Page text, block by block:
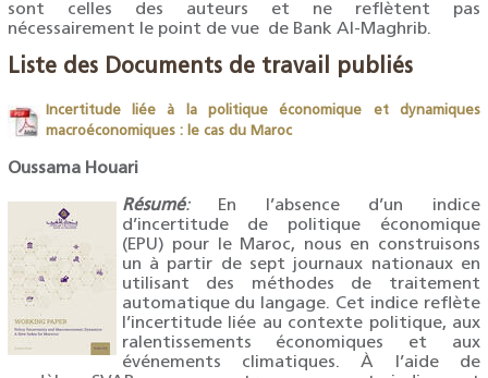
sont celles des auteurs et ne reflètent pas
nécessairement le point de vue de Bank Al-Maghrib.
Liste des Documents de travail publiés
Incertitude liée à la politique économique et dynamiques
macroéconomiques : le cas du Maroc
Oussama Houari
Résumé:
En l’absence d’un indice
d’incertitude de politique économique
(EPU) pour le Maroc, nous en construisons
un à partir de sept journaux nationaux en
utilisant des méthodes de traitement
automatique du langage. Cet indice reflète
l’incertitude liée au contexte politique, aux
ralentissements économiques et aux
événements climatiques. À l’aide de